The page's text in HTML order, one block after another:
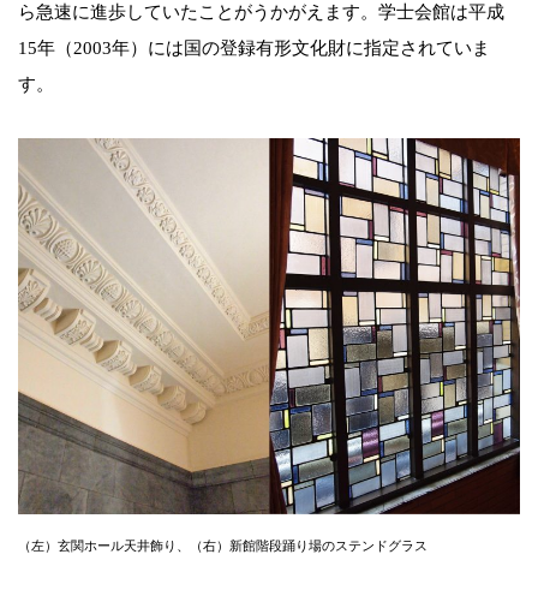
ら急速に進歩していたことがうかがえます。学士会館は平成
15年（2003年）には国の登録有形文化財に指定されていま
す。
（左）玄関ホール天井飾り、（右）新館階段踊り場のステンドグラス